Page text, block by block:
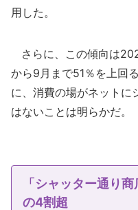
用した。
さらに、この傾向は
から9月まで51％を上回
に、消費の場がネットに
はないことは明らかだ。
「シャッター通り
の4割超